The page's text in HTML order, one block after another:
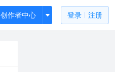
创作者中心 登录 注册